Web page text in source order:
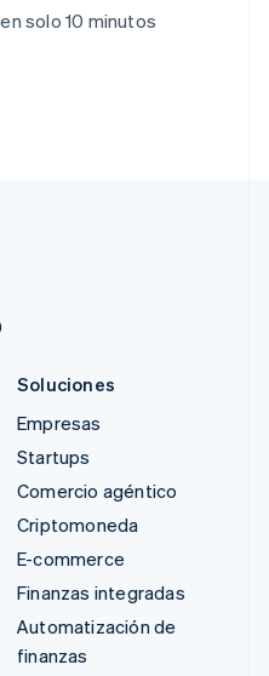
solo 10 minutos
Soluciones
Empresas
Startups
Comercio agéntico
Criptomoneda
E-commerce
Finanzas integradas
Automatización de
finanzas